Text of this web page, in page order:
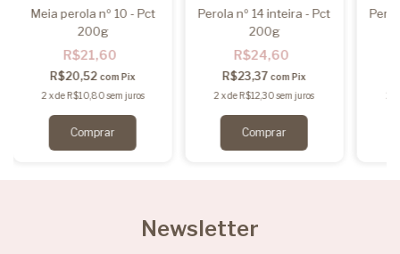
Meia perola nº 10 - Pct
200g
R$21,60
R$20,52 com Pix
2 xdeR$10,80sem juros
Perola nº 14 inteira - Pct
200g
R$24,60
R$23,37com Pix
2 xdeR$12,30 sem juros 2
Newsletter